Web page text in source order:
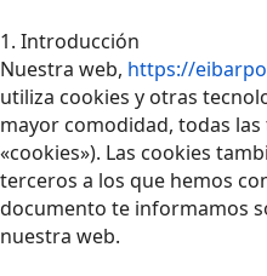
1. Introducción
Nuestra web, https://
utiliza cookies y otras
mayor comodidad, todas
«cookies»). Las cookies
terceros a los que hemos
documento te informamos
nuestra web.